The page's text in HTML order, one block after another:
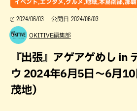
イベント,エンタメ,グルメ,地域,本島南部,那
2024/06/03 公開日 2024/06/03
OKITIVE編集部
『出張』アゲアゲめし in
ウ 2024年6月5日〜6月10
茂地）